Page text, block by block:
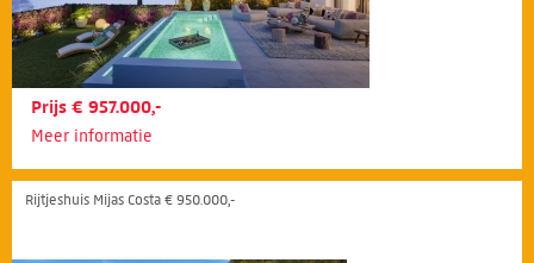
Prijs € 957.000,-
Meer informatie
Rijtjeshuis Mijas Costa € 950.000,-